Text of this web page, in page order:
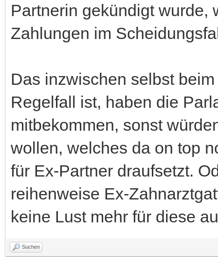
Partnerin gekündigt wurde,
Zahlungen im
Das inzwischen selbst
Regelfall ist, haben die
mitbekommen, sonst
wollen, welches da on top
für Ex-Partner draufsetzt.
reihenweise Ex-
keine Lust mehr für diese
Suchen